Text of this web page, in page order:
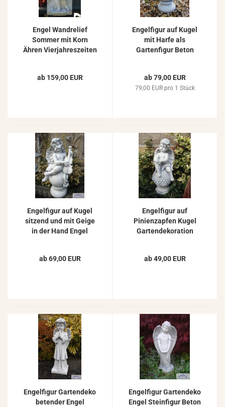
Engel Wandrelief
Sommer mit Korn
Ähren Vierjahreszeiten
ab 159,00 EUR
Engelfigur auf Kugel
mit Harfe als
Gartenfigur Beton
ab 79,00 EUR
79,00 EUR pro 1 Stück
Engelfigur auf Kugel
sitzend und mit Geige
in der Hand Engel
ab 69,00 EUR
Engelfigur auf
Pinienzapfen Kugel
Gartendekoration
ab 49,00 EUR
Engelfigur Gartendeko
betender Engel
Engelfigur Gartendeko
Engel Steinfigur Beton